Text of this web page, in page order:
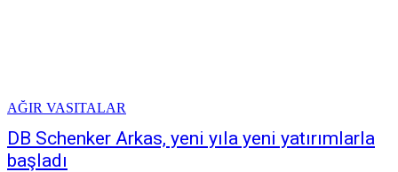
AĞIR VASITALAR
DB Schenker Arkas, yeni yıla yeni yatırımlarla
başladı